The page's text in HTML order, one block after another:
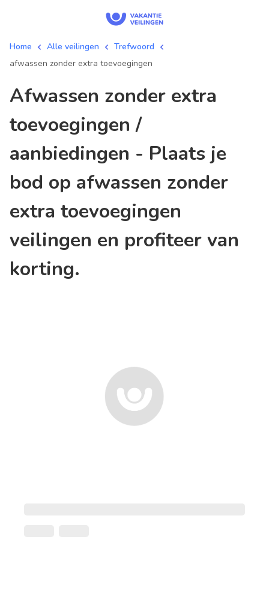
Home Alle veilingen
Trefwoord
afwassen zonder extra toevoegingen
afwassen zonder extra
toevoegingen /
aanbiedingen - Plaats je
bod op afwassen zonder
extra toevoegingen
veilingen en profiteer van
korting.